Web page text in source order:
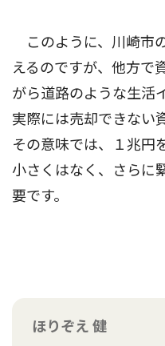
このように、川崎市
えるのですが、他方で
がら道路のような生活
実際には売却できない
その意味では、１兆円
小さくはなく、さらに
要です。
ほりぞえ 健